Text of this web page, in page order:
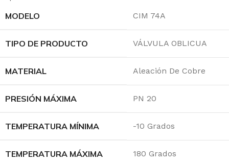
MODELO CIM 74A
TIPO DE PRODUCTO VÁLVULA OBLICUA
MATERIAL Aleación De Cobre
PRESIÓN MÁXIMA PN 20
TEMPERATURA MÍNIMA -10 Grados
TEMPERATURA MÁXIMA 180 Grados